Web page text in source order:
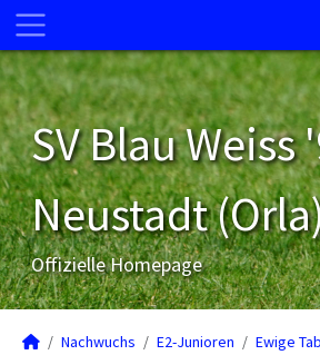
SV Blau Weiss
Neustadt
Offizielle Homepage
Nachwuchs E2-Junioren Ewige